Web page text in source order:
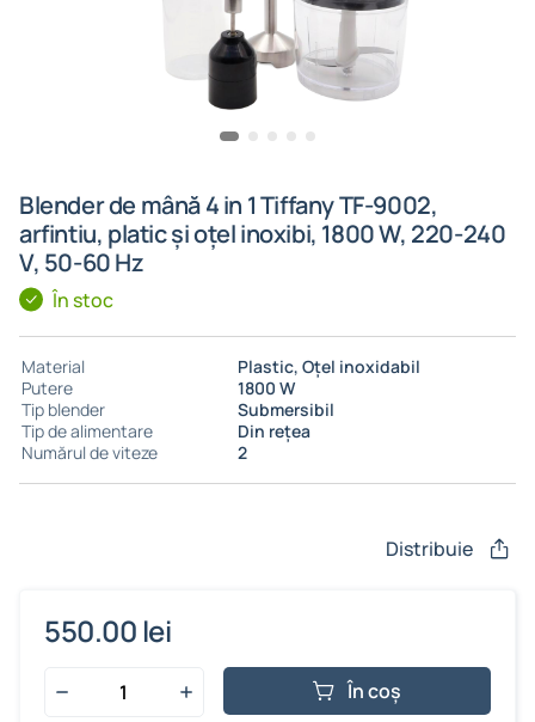
Blender de mână 4 in 1 Tiffany TF-9002,
arfintiu, platic și oțel inoxibi, 1800 W, 220-240
V, 50-60 Hz
În stoc
Material
Plastic, Oţel inoxidabil
Putere
1800 W
Tip blender
Submersibil
Tip de alimentare
Din rețea
Numărul de viteze
2
Distribuie
550.00 lei
În coș